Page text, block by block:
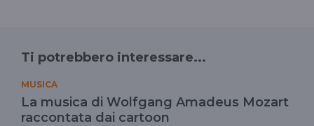
Ti potrebbero interessare...
MUSICA
La musica di Wolfgang Amadeus Mozart
raccontata dai cartoon